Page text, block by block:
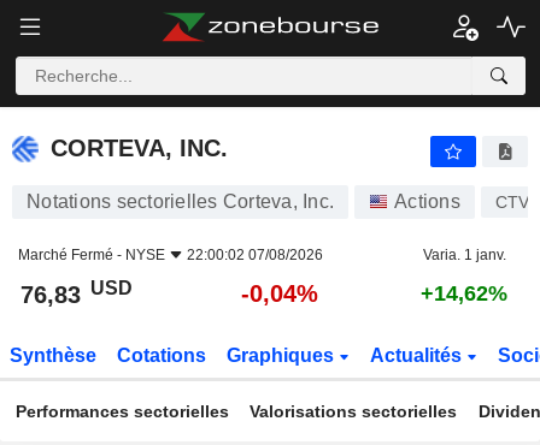
CORTEVA, INC.
CORTEVA, INC.
Notations sectorielles Corteva, Inc. Actions CTVA
Marché Fermé - NYSE 22:00:02 07/08/2026 Varia. 1 janv.
76,83 USD -0,04% +14,62%
Synthèse Cotations Graphiques Actualités
Performances sectorielles Valorisations sectorielles